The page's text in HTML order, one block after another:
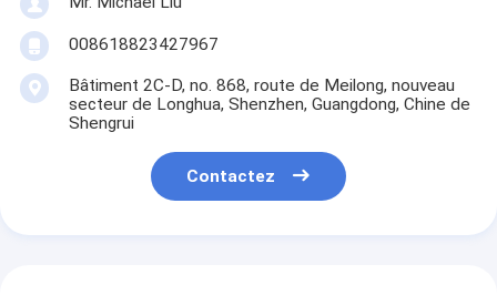
008618823427967
Bâtiment 2C-D, no. 868, route de Meilong, nouveau
secteur de Longhua, Shenzhen, Guangdong, Chine de
Shengrui
Contactez